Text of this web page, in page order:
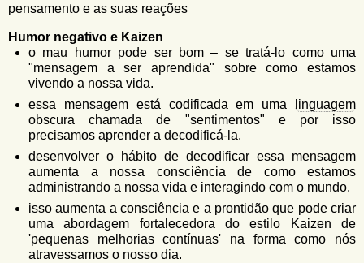
pensamento e as suas reações
Humor negativo e Kaizen
o mau humor pode ser bom – se tratá-lo como uma
"mensagem a ser aprendida" sobre como estamos
vivendo a nossa vida.
essa mensagem está codificada em uma
linguagem
obscura chamada de "sentimentos" e por isso
precisamos aprender a decodificá-la.
desenvolver o hábito de decodificar essa mensagem
aumenta a nossa consciência de como estamos
administrando a nossa vida e interagindo com o mundo.
isso aumenta a consciência e a prontidão que pode criar
uma abordagem fortalecedora do estilo Kaizen de
'pequenas melhorias contínuas' na forma como nós
atravessamos o nosso dia.